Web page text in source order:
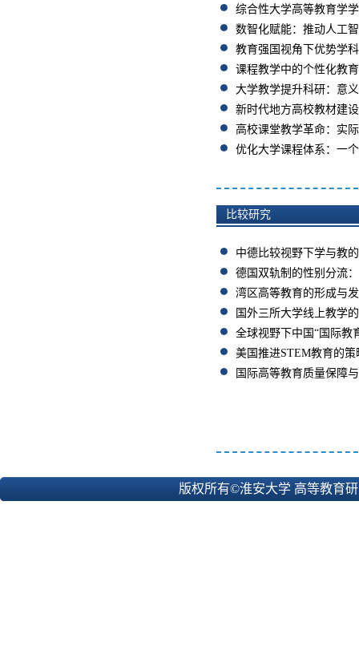
综合性大学高等教育学
数智化赋能：推动人工
教育强国视角下优势学
课程教学中的个性化教育
大学教学提升科研：意
新时代地方高校教材建
高校课堂教学革命：实
优化大学课程体系：一
比较研究
中德比较视野下学与教
德国双轨制的性别分流
湾区高等教育的形成与
国外三所大学线上教学
全球视野下中国“国际教
美国推进STEM教育的策
国际高等教育质量保障
版权所有©淮安大学 高等教育